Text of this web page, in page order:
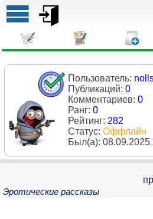
Пользователь:
Публикаций: 0
Комментариев: 0
Ранг: 0
Рейтинг: 282
Статус: Оффлайн
Был(a): 08.09.2025
Эротические рассказы